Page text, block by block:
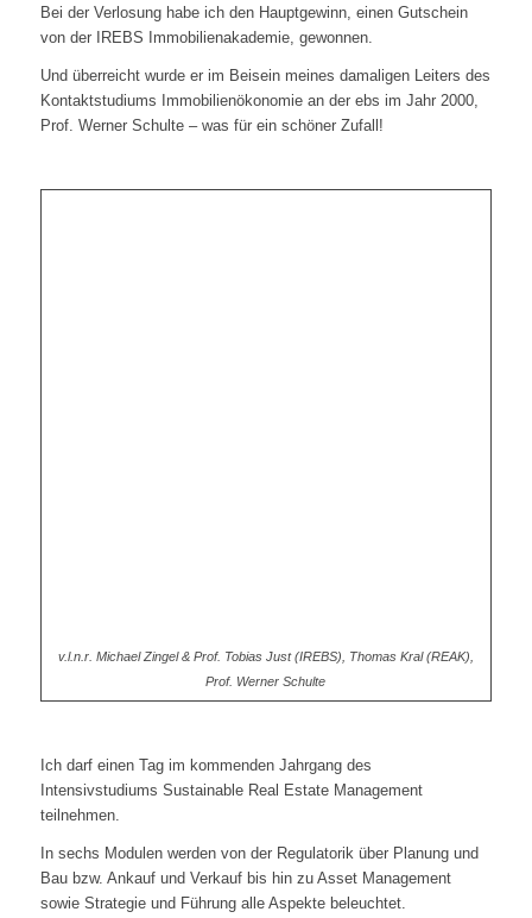
Bei der Verlosung habe ich den Hauptgewinn, einen Gutschein
von der IREBS Immobilienakademie, gewonnen.
Und überreicht wurde er im Beisein meines damaligen Leiters des
Kontaktstudiums Immobilienökonomie an der ebs im Jahr 2000,
Prof. Werner Schulte – was für ein schöner Zufall!
v.l.n.r. Michael Zingel & Prof. Tobias Just (IREBS), Thomas Kral (REAK),
Prof. Werner Schulte
Ich darf einen Tag im kommenden Jahrgang des
Intensivstudiums Sustainable Real Estate Management
teilnehmen.
In sechs Modulen werden von der Regulatorik über Planung und
Bau bzw. Ankauf und Verkauf bis hin zu Asset Management
sowie Strategie und Führung alle Aspekte beleuchtet.